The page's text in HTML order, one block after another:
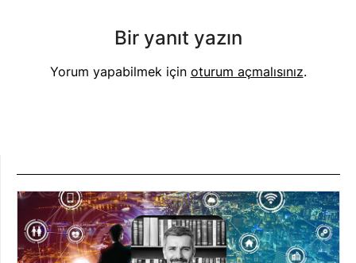
Bir yanıt yazın
Yorum yapabilmek için oturum açmalısınız.